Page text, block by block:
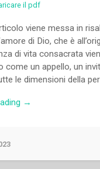
il pdf
viene messa in
di Dio, che è
di vita consacrata
come un appello, un
le dimensioni della
“Milena
→